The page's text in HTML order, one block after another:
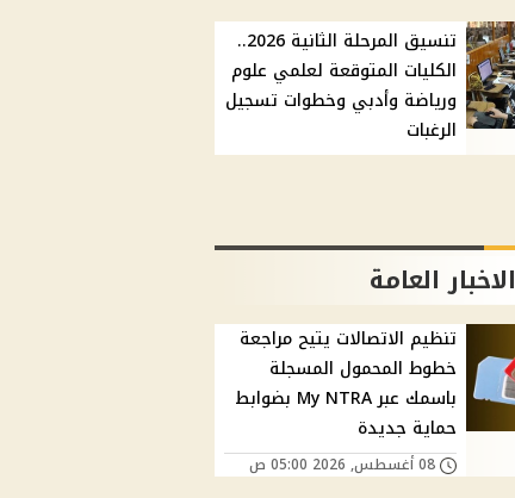
تنسيق المرحلة الثانية 2026..
الكليات المتوقعة لعلمي علوم
ورياضة وأدبي وخطوات تسجيل
الرغبات
الاخبار العامة
تنظيم الاتصالات يتيح مراجعة
خطوط المحمول المسجلة
باسمك عبر My NTRA بضوابط
حماية جديدة
08 أغسطس, 2026 05:00 ص